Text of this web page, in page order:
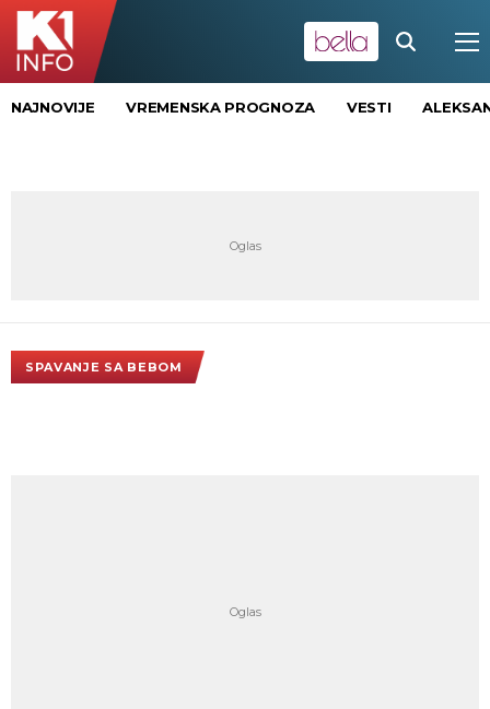
NAJNOVIJE VREMENSKA PROGNOZA VESTI
SPAVANJE SA BEBOM